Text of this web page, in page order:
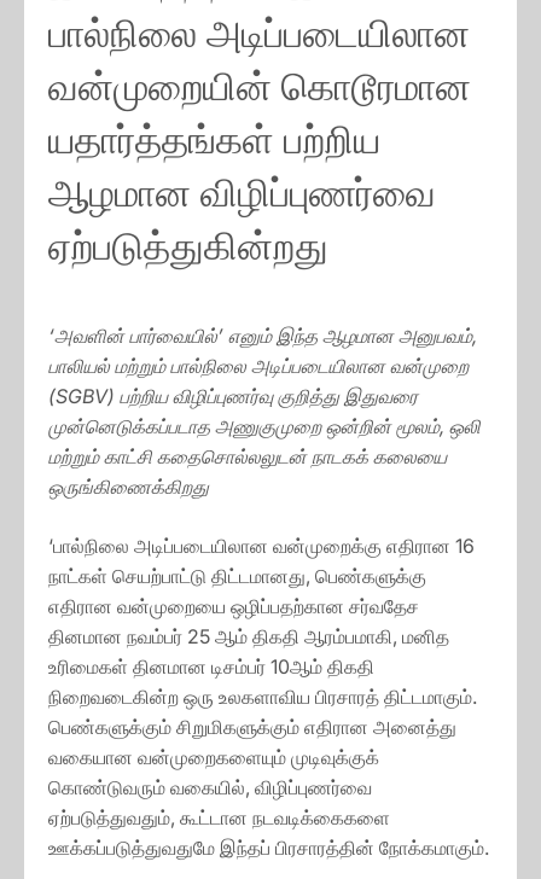
பால்நிலை அடிப்படையிலான
வன்முறையின் கொடூரமான
யதார்த்தங்கள் பற்றிய
ஆழமான விழிப்புணர்வை
ஏற்படுத்துகின்றது
‘அவளின் பார்வையில்’ எனும் இந்த ஆழமான அனுபவம்,
பாலியல் மற்றும் பால்நிலை அடிப்படையிலான வன்முறை
(SGBV) பற்றிய விழிப்புணர்வு குறித்து இதுவரை
முன்னெடுக்கப்படாத அணுகுமுறை ஒன்றின் மூலம், ஒலி
மற்றும் காட்சி கதைசொல்லலுடன் நாடகக் கலையை
ஒருங்கிணைக்கிறது
‘பால்நிலை அடிப்படையிலான வன்முறைக்கு எதிரான 16
நாட்கள் செயற்பாட்டு திட்டமானது, பெண்களுக்கு
எதிரான வன்முறையை ஒழிப்பதற்கான சர்வதேச
தினமான நவம்பர் 25 ஆம் திகதி ஆரம்பமாகி, மனித
உரிமைகள் தினமான டிசம்பர் 10ஆம் திகதி
நிறைவடைகின்ற ஒரு உலகளாவிய பிரசாரத் திட்டமாகும்.
பெண்களுக்கும் சிறுமிகளுக்கும் எதிரான அனைத்து
வகையான வன்முறைகளையும் முடிவுக்குக்
கொண்டுவரும் வகையில், விழிப்புணர்வை
ஏற்படுத்துவதும், கூட்டான நடவடிக்கைகளை
ஊக்கப்படுத்துவதுமே இந்தப் பிரசாரத்தின் நோக்கமாகும்.